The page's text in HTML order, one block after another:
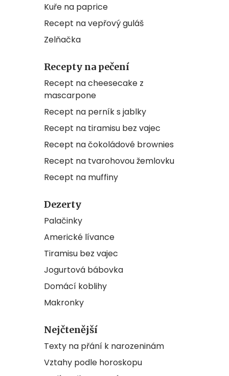
Kuře na paprice
Recept na vepřový guláš
Zelňačka
Recepty na pečení
Recept na cheesecake z
mascarpone
Recept na perník s jablky
Recept na tiramisu bez vajec
Recept na čokoládové brownies
Recept na tvarohovou žemlovku
Recept na muffiny
Dezerty
Palačinky
Americké lívance
Tiramisu bez vajec
Jogurtová bábovka
Domácí koblihy
Makronky
Nejčtenější
Texty na přání k narozeninám
Vztahy podle horoskopu